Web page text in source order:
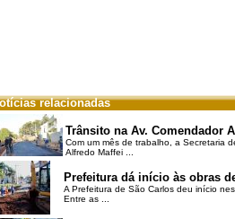
relacionadas
Trânsito na Av. Comendador
Com um mês de trabalho, a Secretaria
Alfredo Maffei ...
Prefeitura dá início às obras
A Prefeitura de São Carlos deu início
Entre as ...